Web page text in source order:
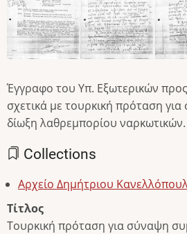
Έγγραφο του Υπ. Εξωτερικών
σχετικά με τουρκική πρόταση
δίωξη λαθρεμπορίου ναρκωτικών.
Collections
Αρχείο Δημήτριου
Τίτλος
Τουρκική πρόταση για σύναψη